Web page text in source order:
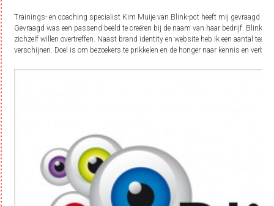
Trainings- en coaching specialist Kim Muije van Blink-pct heeft mij gevraagd
Gevraagd was een passend beeld te creëren bij de naam van haar bedrijf. Blink
zichzelf willen overtreffen. Naast brand identity en website heb ik een aantal
verschijnen. Doel is om bezoekers te prikkelen en de honger naar kennis en